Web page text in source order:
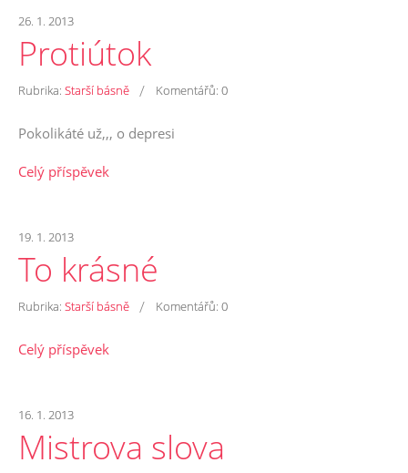
26. 1. 2013
Protiútok
Rubrika: Starší básně / Komentářů: 0
Pokolikáté už,,, o depresi
Celý příspěvek
19. 1. 2013
To krásné
Rubrika: Starší básně / Komentářů: 0
Celý příspěvek
16. 1. 2013
Mistrova slova